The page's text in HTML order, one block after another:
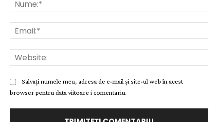
Salvați numele meu, adresa de e-mail și site-ul web în acest
browser pentru data viitoare i comentariu.